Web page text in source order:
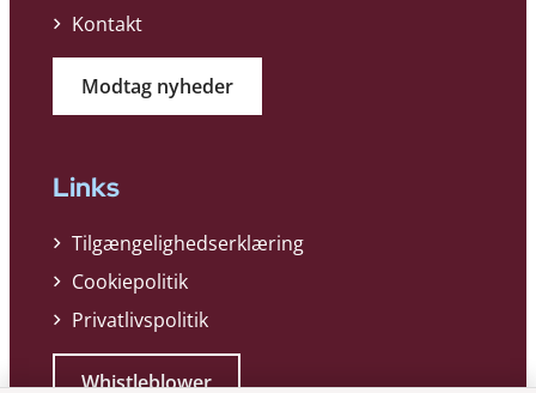
Kontakt
Modtag nyheder
Links
Tilgængelighedserklæring
Cookiepolitik
Privatlivspolitik
Whistleblower